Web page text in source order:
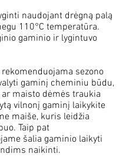
naudojant drėgną palą
110°C temperatūra.
gaminio ir lygintuvo
rekomenduojama sezono
gaminį cheminiu būdu,
maisto dėmės traukia
vilnonį gaminį laikykite
maiše, kuris leidžia
Taip pat
šalia gaminio laikyti
naikinti.